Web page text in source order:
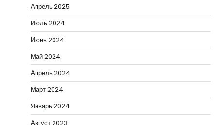
Апрель 2025
Июль 2024
Июнь 2024
Май 2024
Апрель 2024
Март 2024
Январь 2024
Август 2023